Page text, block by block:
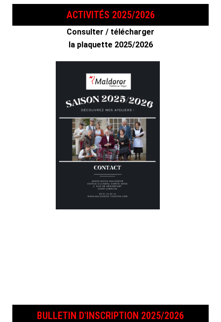
ACTIVITÉS 2025/2026
Consulter / télécharger
la plaquette 2025/2026
BULLETIN D'INSCRIPTION 2025/2026